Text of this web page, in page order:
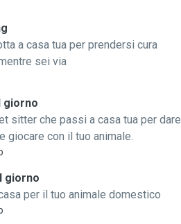
a casa tua per prendersi cura
sei via
giorno
sitter che passi a casa tua per dare
giocare con il tuo animale.
giorno
per il tuo animale domestico